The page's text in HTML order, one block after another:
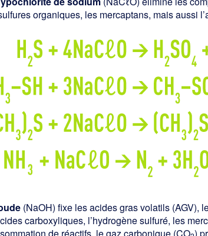
organiques, les mercaptans, mais aussi
(NaOH) fixe les acides gras volatils (AGV),
carboxyliques, l’hydrogène sulfuré, les